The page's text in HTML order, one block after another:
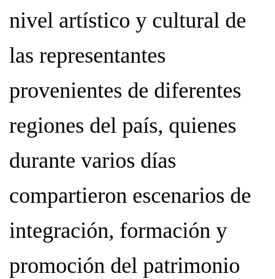
nivel artístico y cultural de
las representantes
provenientes de diferentes
regiones del país, quienes
durante varios días
compartieron escenarios de
integración, formación y
promoción del patrimonio